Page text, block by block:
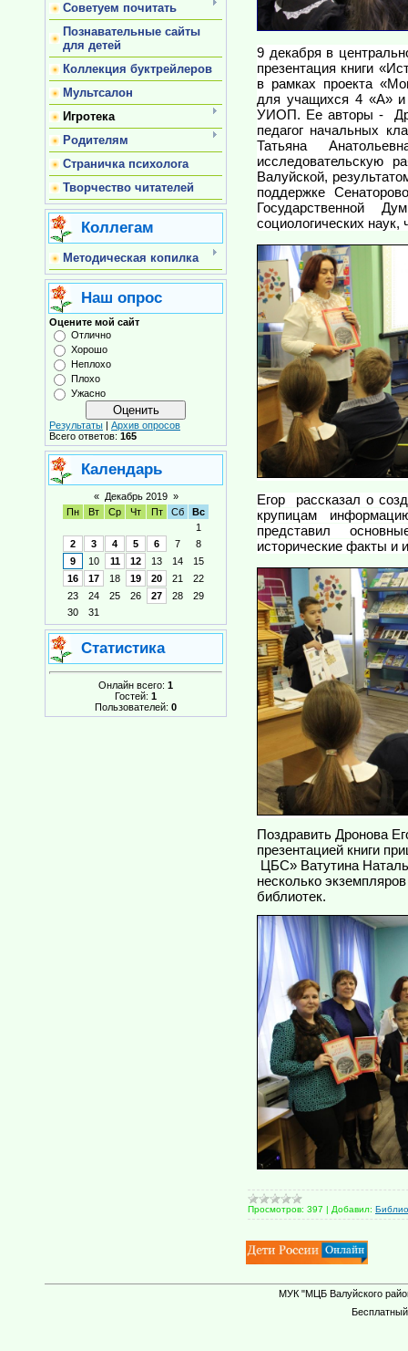
Советуем почитать
Познавательные сайты
для детей
Коллекция буктрейлеров
Мультсалон
Игротека
Родителям
Страничка психолога
Творчество читателей
Коллегам
Методическая копилка
Наш опрос
Оцените мой сайт
Отлично
Хорошо
Неплохо
Плохо
Ужасно
Результаты | Архив опросов
Всего ответов: 165
Календарь
« Декабрь 2019 »
Пн
Вт Ср Чт Пт Сб
Вс
1
2
3 4 5 6 7
8
9
10 11 12 13 14
15
16
17 18 19 20 21
22
23
24 25 26 27 28
29
30
31
Статистика
Онлайн всего: 1
Гостей: 1
Пользователей: 0
9 декабря в
презентация книги
в рамках проекта
для учащихся 4
УИОП. Ее авторы -
педагог начальных
Татьяна
исследовательскую
Валуйской,
поддержке
Государственной
социологических
Егор рассказал о
крупицам
представил
исторические факты и
Поздравить Дронова
презентацией книги
ЦБС» Ватутина
несколько
библиотек.
Просмотров: 397 Добавил:
МУК "МЦБ Валуйского